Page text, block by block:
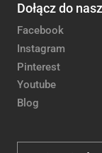
Dołącz do
Facebook
Instagram
Pinterest
Youtube
Blog